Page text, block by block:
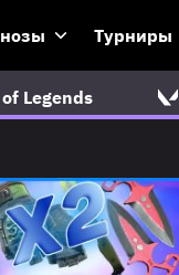
Турниры
Legends